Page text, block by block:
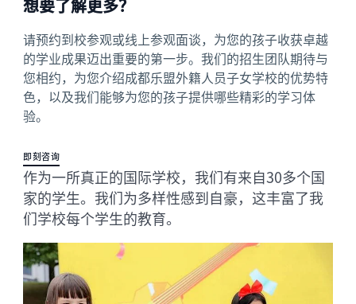
想要了解更多？
请预约到校参观或线上参观面谈，为您的孩子收获卓越
的学业成果迈出重要的第一步。我们的招生团队期待与
您相约，为您介绍成都乐盟外籍人员子女学校的优势特
色，以及我们能够为您的孩子提供哪些精彩的学习体
验。
即刻咨询
作为一所真正的国际学校，我们有来自30多个国
家的学生。我们为多样性感到自豪，这丰富了我
们学校每个学生的教育。